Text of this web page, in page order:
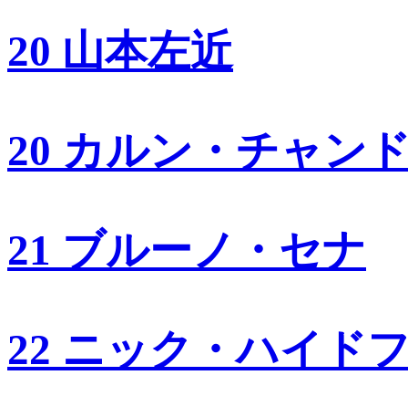
20 山本左近
20 カルン・チャン
21 ブルーノ・セナ
22 ニック・ハイド